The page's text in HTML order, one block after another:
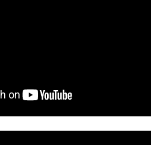
明企画製作：HI-AX制作プロダクショ
ン：ダブ配給：松竹主題歌「Yello...